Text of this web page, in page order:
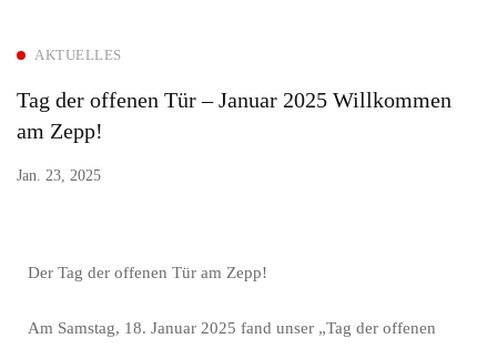
AKTUELLES
Tag der offenen Tür – Januar 2025 Willkommen
am Zepp!
Jan. 23, 2025
Der Tag der offenen Tür am Zepp!
Am Samstag, 18. Januar 2025 fand unser „Tag der offenen